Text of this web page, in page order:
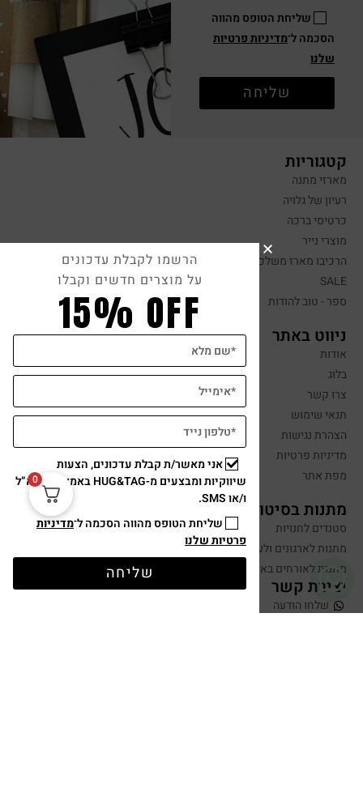
שליחת הטופס מהווה
הסכמה ל־מדיניות פרטיות
שלנו
שליחה
קטגוריות
מארזי מתנה
רעיון של גלויה
כרטיסי ברכה
מוצרי נייר
הרכיבו מארז משלכם
SALE
ספר - טוב להודות
ניווט באתר
אודות
בלוג
צרו קשר
תנאי שימוש
הצהרת נגישות
מדיניות פרטיות
מפת אתר
מתנות בסיטונאות
סטנדים לחנויות
מתנות לארגונים ולעובדים
מתנות לאורחים באירועים
יצירת קשר
שלחו הודעה
0
הרשמו לקבלת עדכונים
על מוצרים חדשים וקבלו
15% OFF
אני מאשר/ת קבלת עדכונים, הצעות
שיווקיות ומבצעים מ-HUG&TAG באמצעות דוא”ל
ו/או SMS.
שליחת הטופס מהווה הסכמה ל־מדיניות
פרטיות שלנו
שליחה